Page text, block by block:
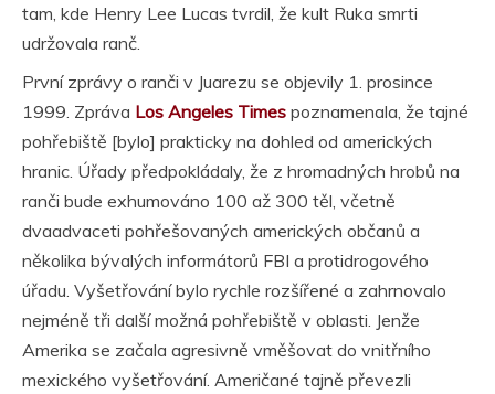
tam, kde Henry Lee Lucas tvrdil, že kult Ruka smrti
udržovala ranč.
První zprávy o ranči v Juarezu se objevily 1. prosince
1999. Zpráva Los Angeles Times poznamenala, že tajné
pohřebiště [bylo] prakticky na dohled od amerických
hranic. Úřady předpokládaly, že z hromadných hrobů na
ranči bude exhumováno 100 až 300 těl, včetně
dvaadvaceti pohřešovaných amerických občanů a
několika bývalých informátorů FBI a protidrogového
úřadu. Vyšetřování bylo rychle rozšířené a zahrnovalo
nejméně tři další možná pohřebiště v oblasti. Jenže
Amerika se začala agresivně vměšovat do vnitřního
mexického vyšetřování. Američané tajně převezli